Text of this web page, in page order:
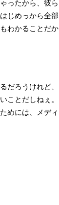
ったから、彼ら
じめっから全部
わかることだか
だろうけれど、
ことだしねぇ。
めには、メディ